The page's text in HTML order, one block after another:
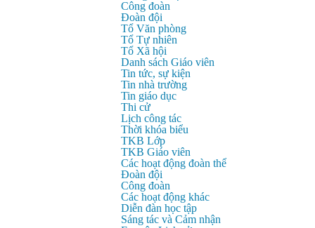
Công đoàn
Đoàn đội
Tổ Văn phòng
Tổ Tự nhiên
Tổ Xã hội
Danh sách Giáo viên
Tin tức, sự kiện
Tin nhà trường
Tin giáo dục
Thi cử
Lịch công tác
Thời khóa biểu
TKB Lớp
TKB Giáo viên
Các hoạt động đoàn thể
Đoàn đội
Công đoàn
Các hoạt động khác
Diễn đàn học tập
Sáng tác và Cảm nhận